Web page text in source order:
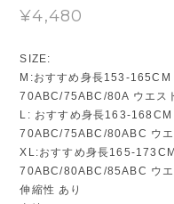
¥4,480
SIZE:
M:おすすめ身長153-165CM
70ABC/75ABC/80A ウエス
L: おすすめ身長163-
70ABC/75ABC/80ABC ウ
XL:おすすめ身長165-
70ABC/80ABC/85ABC ウ
伸縮性 あり